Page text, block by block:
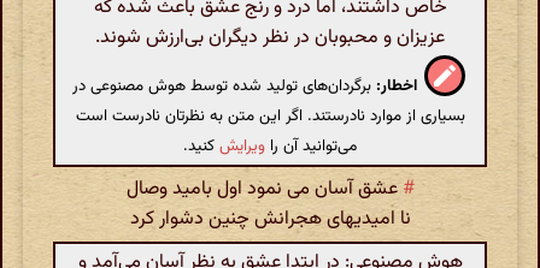
خاص داشتند، اما درد و رنج عشق باعث شده که
عزیزان و محبوبان در نظر دیگران بی‌ارزش شوند.
اخطار: برگردان‌های تولید شده توسط هوش مصنوعی در
بسیاری از موارد نادرستند. اگر این متن به نظرتان نادرست است
می‌توانید آن را ویرایشکنید.
# عشق آسان می نمود اول بامید وصال
نا امیدیهای هجرانش چنین دشوار کرد